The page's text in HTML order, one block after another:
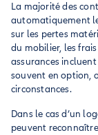
La majorité des
automatiquement
sur les pertes
du mobilier, les
assurances
souvent en option,
circonstances.
Dans le cas d’un
peuvent